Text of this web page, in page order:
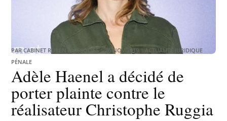
PARCABINET RUBEN & ASSOCIÉS | 26 NOV 2019 |ACTUALITÉ JURIDIQUE
PÉNALE
Adèle Haenel a décidé de
porter plainte contre le
réalisateur Christophe Ruggia